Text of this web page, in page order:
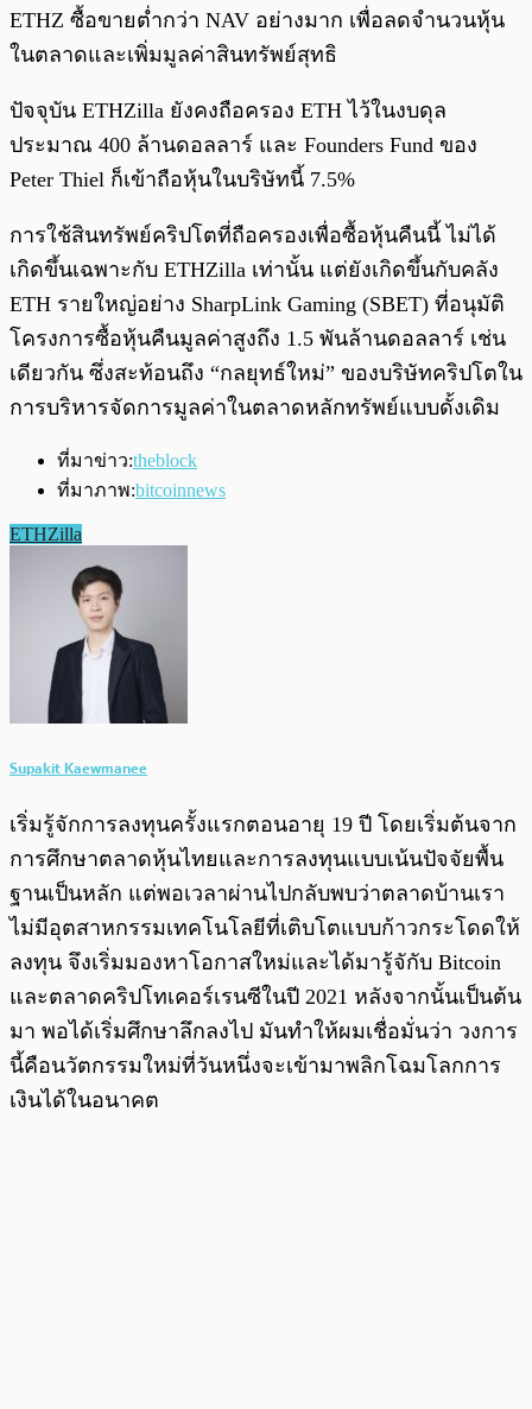
ETHZ ซื้อขายต่ำกว่า NAV อย่างมาก เพื่อลดจำนวนหุ้น
ในตลาดและเพิ่มมูลค่าสินทรัพย์สุทธิ
ปัจจุบัน ETHZilla ยังคงถือครอง ETH ไว้ในงบดุล
ประมาณ 400 ล้านดอลลาร์ และ Founders Fund ของ
Peter Thiel ก็เข้าถือหุ้นในบริษัทนี้ 7.5%
การใช้สินทรัพย์คริปโตที่ถือครองเพื่อซื้อหุ้นคืนนี้ ไม่ได้
เกิดขึ้นเฉพาะกับ ETHZilla เท่านั้น แต่ยังเกิดขึ้นกับคลัง
ETH รายใหญ่อย่าง SharpLink Gaming (SBET) ที่อนุมัติ
โครงการซื้อหุ้นคืนมูลค่าสูงถึง 1.5 พันล้านดอลลาร์ เช่น
เดียวกัน ซึ่งสะท้อนถึง “กลยุทธ์ใหม่” ของบริษัทคริปโตใน
การบริหารจัดการมูลค่าในตลาดหลักทรัพย์แบบดั้งเดิม
ที่มาข่าว:theblock
ที่มาภาพ:bitcoinnews
ETHZilla
Supakit Kaewmanee
เริ่มรู้จักการลงทุนครั้งแรกตอนอายุ 19 ปี โดยเริ่มต้นจาก
การศึกษาตลาดหุ้นไทยและการลงทุนแบบเน้นปัจจัยพื้น
ฐานเป็นหลัก แต่พอเวลาผ่านไปกลับพบว่าตลาดบ้านเรา
ไม่มีอุตสาหกรรมเทคโนโลยีที่เติบโตแบบก้าวกระโดดให้
ลงทุน จึงเริ่มมองหาโอกาสใหม่และได้มารู้จักับ Bitcoin
และตลาดคริปโทเคอร์เรนซีในปี 2021 หลังจากนั้นเป็นต้น
มา พอได้เริ่มศึกษาลึกลงไป มันทำให้ผมเชื่อมั่นว่า วงการ
นี้คือนวัตกรรมใหม่ที่วันหนึ่งจะเข้ามาพลิกโฉมโลกการ
เงินได้ในอนาคต